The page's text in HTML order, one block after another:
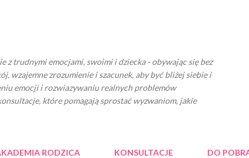
z trudnymi emocjami, swoimi i dziecka - obywając się bez
wzajemne zrozumienie i szacunek, aby być bliżej siebie i
emocji i rozwiazywaniu realnych problemów
które pomagają sprostać wyzwaniom, jakie
RODZICA KONSULTACJE DO